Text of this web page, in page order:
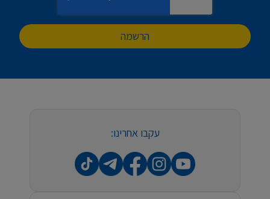
הרשמה
עקבו אחרינו: